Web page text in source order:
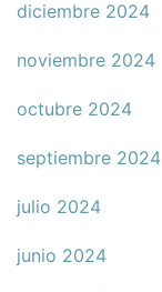
diciembre 2024
noviembre 2024
octubre 2024
septiembre 2024
julio 2024
junio 2024